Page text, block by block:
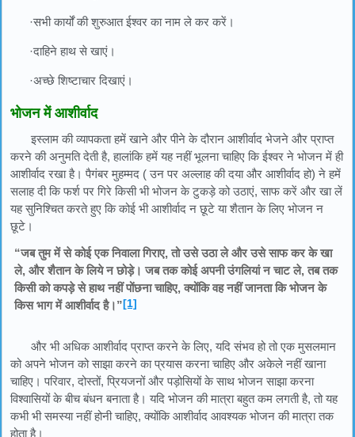
·सभी कार्यों की शुरुआत ईश्वर का नाम ले कर करें।
·दाहिने हाथ से खाएं।
·अच्छे शिष्टाचार दिखाएं।
भोजन में आशीर्वाद
इस्लाम की व्यापकता हमें खाने और पीने के दौरान आशीर्वाद भेजने और प्राप्त
करने की अनुमति देती है, हालांकि हमें यह नहीं भूलना चाहिए कि ईश्वर ने भोजन में ही
आशीर्वाद रखा है। पैगंबर मुहम्मद ( उन पर अल्लाह की दया और आशीर्वाद हो) ने हमें
सलाह दी कि फर्श पर गिरे किसी भी भोजन के टुकड़े को उठाएं, साफ करें और खा लें
यह सुनिश्चित करते हुए कि कोई भी आशीर्वाद न छूटे या शैतान के लिए भोजन न
छूटे।
“जब तुम में से कोई एक निवाला गिराए, तो उसे उठा ले और उसे साफ कर के खा
ले, और शैतान के लिये न छोड़े। जब तक कोई अपनी उंगलियां न चाट ले, तब तक
किसी को कपड़े से हाथ नहीं पोंछना चाहिए, क्योंकि वह नहीं जानता कि भोजन के
किस भाग में आशीर्वाद है।”[1]
और भी अधिक आशीर्वाद प्राप्त करने के लिए, यदि संभव हो तो एक मुसलमान
को अपने भोजन को साझा करने का प्रयास करना चाहिए और अकेले नहीं खाना
चाहिए। परिवार, दोस्तों, प्रियजनों और पड़ोसियों के साथ भोजन साझा करना
विश्वासियों के बीच बंधन बनाता है। यदि भोजन की मात्रा बहुत कम लगती है, तो यह
कभी भी समस्या नहीं होनी चाहिए, क्योंकि आशीर्वाद आवश्यक भोजन की मात्रा तक
होता है।